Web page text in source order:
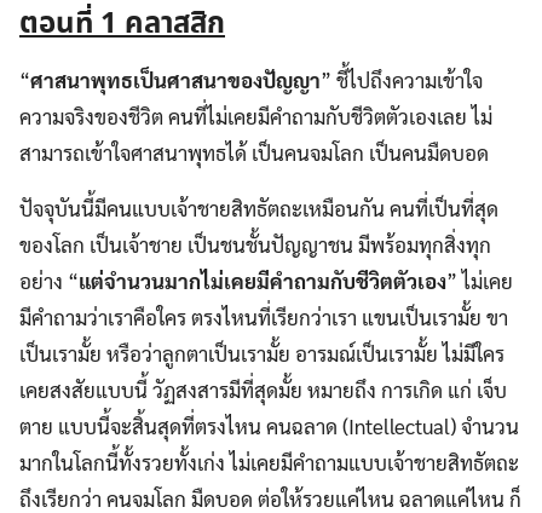
ตอนที่ 1คลาสสิก
“ศาสนาพุทธเป็นศาสนาของปัญญา” ชี้ไปถึงความเข้าใจ
ความจริงของชีวิต คนที่ไม่เคยมีคำถามกับชีวิตตัวเองเลย ไม่
สามารถเข้าใจศาสนาพุทธได้ เป็นคนจมโลก เป็นคนมืดบอด
ปัจจุบันนี้มีคนแบบเจ้าชายสิทธัตถะเหมือนกัน คนที่เป็นที่สุด
ของโลก เป็นเจ้าชาย เป็นชนชั้นปัญญาชน มีพร้อมทุกสิ่งทุก
อย่าง “แต่จำนวนมากไม่เคยมีคำถามกับชีวิตตัวเอง” ไม่เคย
มีคำถามว่าเราคือใคร ตรงไหนที่เรียกว่าเรา แขนเป็นเรามั้ย ขา
เป็นเรามั้ย หรือว่าลูกตาเป็นเรามั้ย อารมณ์เป็นเรามั้ย ไม่มีใคร
เคยสงสัยแบบนี้ วัฏสงสารมีที่สุดมั้ย หมายถึง การเกิด แก่ เจ็บ
ตาย แบบนี้จะสิ้นสุดที่ตรงไหน คนฉลาด (Intellectual) จำนวน
มากในโลกนี้ทั้งรวยทั้งเก่ง ไม่เคยมีคำถามแบบเจ้าชายสิทธัตถะ
ถึงเรียกว่า คนจมโลก มืดบอด ต่อให้รวยแค่ไหน ฉลาดแค่ไหน ก็